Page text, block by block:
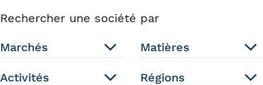
Rechercher une société par
Marchés Matières
Activités Régions